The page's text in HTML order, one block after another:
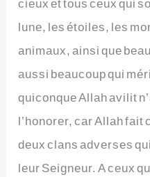
lune, les étoiles, les
animaux, ainsi que
aussi beaucoup qui
quiconque Allah avilit
l’honorer, car Allah fait
deux clans adverses
leur Seigneur. A ceux